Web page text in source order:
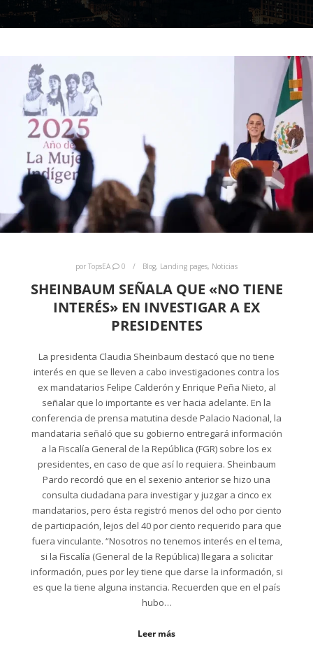
por TopsEA 0 Blog, Landing pages, Noticias
SHEINBAUM SEÑALA QUE «NO TIENE
INTERÉS» EN INVESTIGAR A EX
PRESIDENTES
La presidenta Claudia Sheinbaum destacó que no tiene
interés en que se lleven a cabo investigaciones contra los
ex mandatarios Felipe Calderón y Enrique Peña Nieto, al
señalar que lo importante es ver hacia adelante. En la
conferencia de prensa matutina desde Palacio Nacional, la
mandataria señaló que su gobierno entregará información
a la Fiscalía General de la República (FGR) sobre los ex
presidentes, en caso de que así lo requiera. Sheinbaum
Pardo recordó que en el sexenio anterior se hizo una
consulta ciudadana para investigar y juzgar a cinco ex
mandatarios, pero ésta registró menos del ocho por ciento
de participación, lejos del 40 por ciento requerido para que
fuera vinculante. “Nosotros no tenemos interés en el tema,
si la Fiscalía (General de la República) llegara a solicitar
información, pues por ley tiene que darse la información, si
es que la tiene alguna instancia. Recuerden que en el país
hubo…
Leer más